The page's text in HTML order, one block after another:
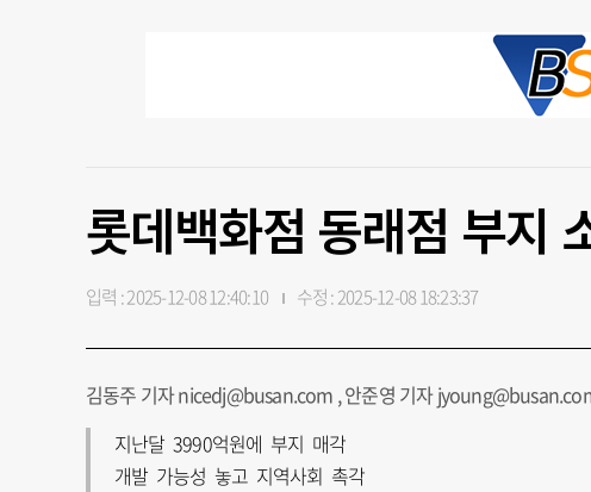
롯데백화점 동래점 부지
입력 : 2025-12-08 12:40:10 수정 : 2025-12-08 18:23:37
김동주 기자 nicedj@busan.com , 안준영 기자
지난달 3990억원에 부지 매각
개발 가능성 놓고 지역사회 촉각